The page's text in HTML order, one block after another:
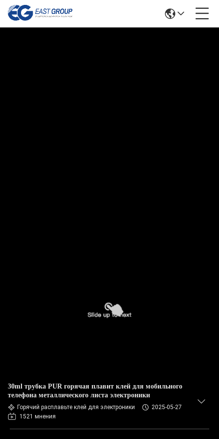
30ml трубка PUR горячая плавит клей для мобильного
телефона металлического листа электроники
Горячий расплавьте клей для электроники
2025-05-27
1521 мнения